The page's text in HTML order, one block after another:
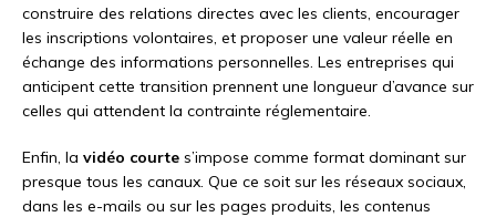
construire des relations directes avec les clients, encourager
les inscriptions volontaires, et proposer une valeur réelle en
échange des informations personnelles. Les entreprises qui
anticipent cette transition prennent une longueur d’avance sur
celles qui attendent la contrainte réglementaire.
Enfin, la vidéo courte s’impose comme format dominant sur
presque tous les canaux. Que ce soit sur les réseaux sociaux,
dans les e-mails ou sur les pages produits, les contenus